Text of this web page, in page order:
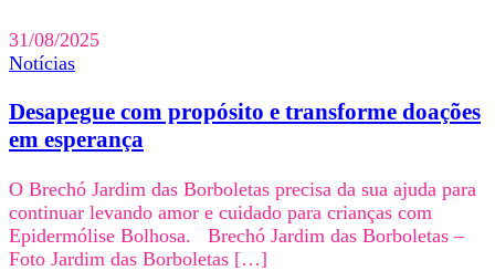
31/08/2025
Notícias
Desapegue com propósito e transforme doações
em esperança
O Brechó Jardim das Borboletas precisa da sua ajuda para
continuar levando amor e cuidado para crianças com
Epidermólise Bolhosa. Brechó Jardim das Borboletas –
Foto Jardim das Borboletas […]